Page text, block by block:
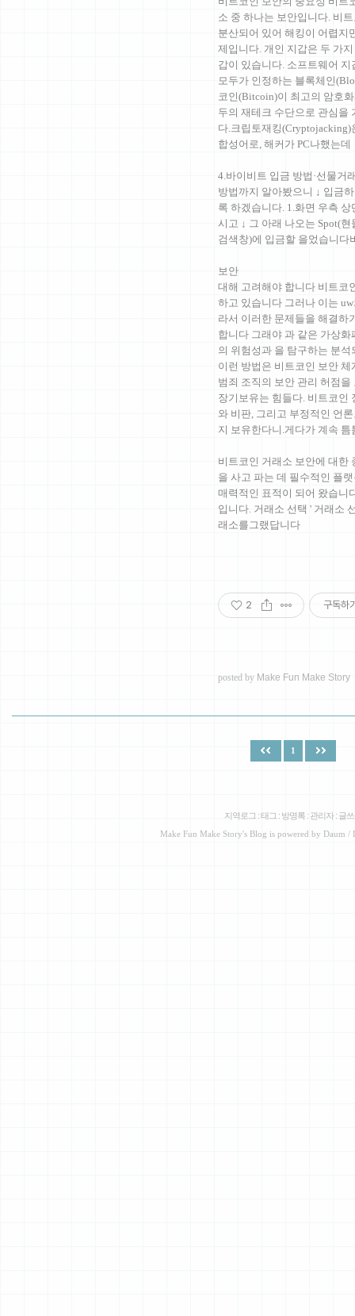
소 중 하나는 보안입니다. 비
분산되어 있어 해킹이 어렵지
제입니다. 개인 지갑은 두 가
갑이 있습니다. 소프트웨어
모두가 인정하는 블록체인
코인(Bitcoin)이 최고의 암호
두의 재테크 수단으로 관심을
다.크립토재킹
합성어로, 해커가 PC나했는데
4.바이비트 입금 방법·선물거
방법까지 알아봤으니 ↓ 입금
록 하겠습니다. 1.화면 우측
시고 ↓ 그 아래 나오는 Spot(
검색창)에 입금할 을었습니다
보안
대해 고려해야 합니다 비트코
하고 있습니다 그러나 이는
라서 이러한 문제들을 해결하
합니다 그래야 과 같은 가상
의 위험성과 을 탐구하는 분석
이런 방법은 비트코인 보안
범죄 조직의 보안 관리 허점
장기보유는 힘들다. 비트코인
와 비판, 그리고 부정적인 언
지 보유한다니.게다가 계속
비트코인 거래소 보안에 대한
을 사고 파는 데 필수적인 플
매력적인 표적이 되어 왔습니
입니다. 거래소 선택 ' 거래소
래소를그랬답니다
2 구독하
posted by Make Fun Make Story
1
지역로그 :태그 : 방명록 : 관리자: 글
Make Fun Make Story's Blog is powered by Daum /